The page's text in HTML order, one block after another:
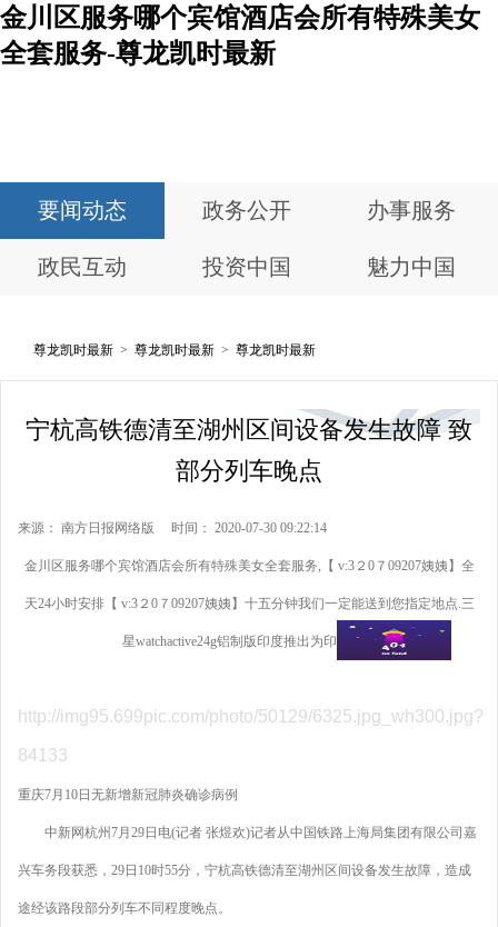
金川区服务哪个宾馆酒店会所有特殊美女
全套服务-尊龙凯时最新
要闻动态 政务公开 办事服务
政民互动 投资中国 魅力中国
尊龙凯时最新 > 尊龙凯时最新 > 尊龙凯时最新
宁杭高铁德清至湖州区间设备发生故障 致
部分列车晚点
来源： 南方日报网络版 时间： 2020-07-30 09:22:14
金川区服务哪个宾馆酒店会所有特殊美女全套服务,【 v:3２0７09207姨姨】全
天24小时安排【 v:3２0７09207姨姨】十五分钟我们一定能送到您指定地点.三
星watchactive24g铝制版印度推出为印度制造
http://img95.699pic.com/photo/50129/6325.jpg_wh300.jpg?
84133
重庆7月10日无新增新冠肺炎确诊病例
中新网杭州7月29日电(记者 张煜欢)记者从中国铁路上海局集团有限公司嘉
兴车务段获悉，29日10时55分，宁杭高铁德清至湖州区间设备发生故障，造成
途经该路段部分列车不同程度晚点。